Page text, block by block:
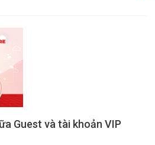
Guest và tài khoản VIP